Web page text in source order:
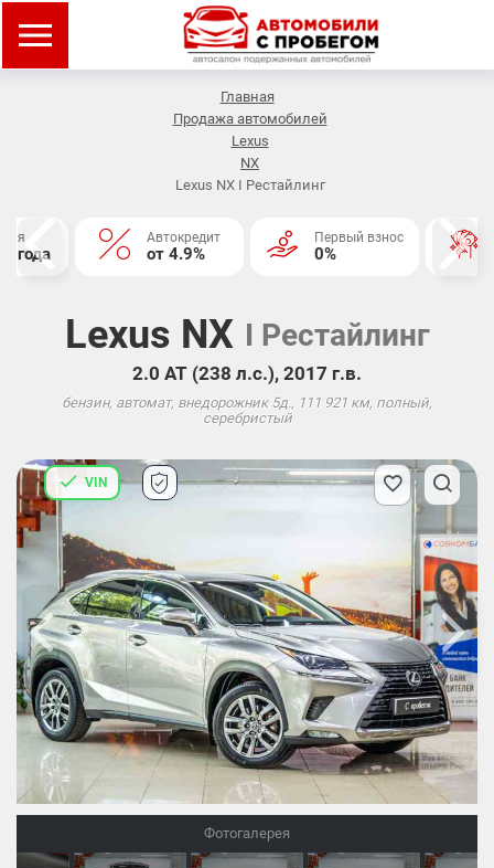
Главная
Продажа автомобилей
Lexus
NX
Lexus NX I Рестайлинг
года
Автокредит
от 4.9%
Первый взнос
0%
Lexus NX I Рестайлинг
2.0 АТ (238 л.с.), 2017 г.в.
бензин, автомат, внедорожник 5д., 111 921 км, полный,
серебристый
Фотогалерея
VIN